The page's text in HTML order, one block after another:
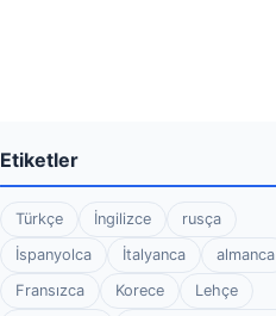
Etiketler
Türkçe İngilizce
rusça
İspanyolca
İtalyanca
almanca
Fransızca
Korece
Lehçe